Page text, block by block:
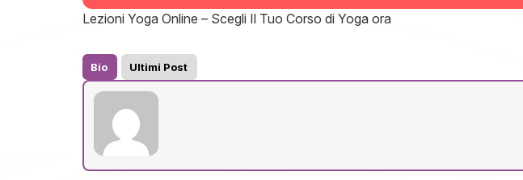
Lezioni Yoga Online – Scegli Il Tuo Corso di Yoga ora
Bio Ultimi Post